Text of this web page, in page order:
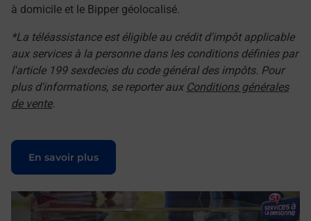
à domicile et le Bipper géolocalisé.
*La téléassistance est éligible au crédit d'impôt applicable
aux services à la personne dans les conditions définies par
l'article 199 sexdecies du code général des impôts. Pour
plus d'informations, se reporter aux Conditions générales
de vente.
En savoir plus
Le lien s'ouvre dans un nouvel onglet